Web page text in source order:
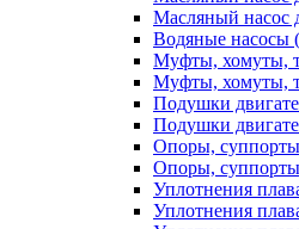
Масляный насос
Водяные насосы
Муфты, хомуты,
Муфты, хомуты,
Подушки
Подушки
Опоры,
Опоры,
Уплотнения
Уплотнения